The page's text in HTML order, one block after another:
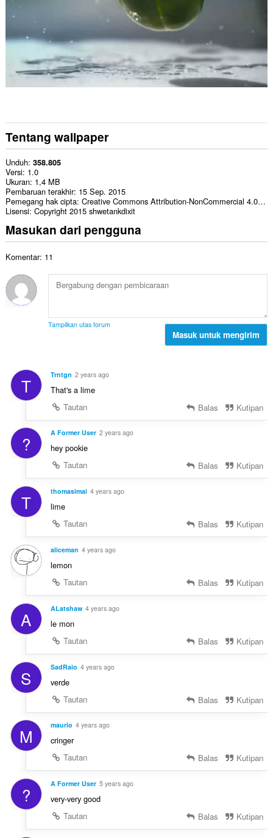
Tentang wallpaper
Unduh 358.805
Versi 1.0
Ukuran 1,4 MB
Pembaruan terakhir 15 Sep. 2015
Pemegang hak cipta
Creative Commons Attribution-NonCommercial 4.0 International License.
Lisensi Copyright 2015 shwetankdixit
Masukan dari pengguna
Komentar: 11
Tampilkan utas forum
Masuk untuk mengirim
T Trntgn 2 years ago
That's a lime
Tautan
Balas Kutipan
? A Former User 2 years ago
hey pookie
Tautan
Balas Kutipan
T thomasimai 4 years ago
lime
Tautan
Balas Kutipan
aliceman 4 years ago
lemon
Tautan
Balas Kutipan
A ALatshaw 4 years ago
le mon
Tautan
Balas Kutipan
S SadRaio 4 years ago
verde
Tautan
Balas Kutipan
M maurio 4 years ago
cringer
Tautan
Balas Kutipan
? A Former User 5 years ago
very-very good
Tautan
Balas Kutipan